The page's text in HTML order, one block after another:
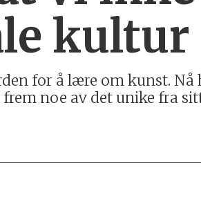
kultur
for å lære om kunst.
noe av det unike fra